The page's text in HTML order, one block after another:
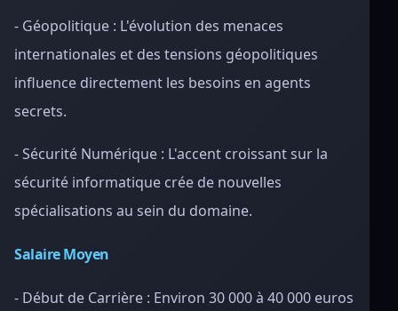
- Géopolitique : L'évolution des menaces
internationales et des tensions géopolitiques
influence directement les besoins en agents
secrets.
- Sécurité Numérique : L'accent croissant sur la
sécurité informatique crée de nouvelles
spécialisations au sein du domaine.
Salaire Moyen
- Début de Carrière : Environ 30 000 à 40 000 euros